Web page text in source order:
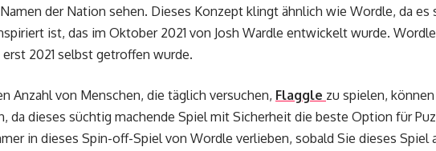
der Nation sehen. Dieses Konzept klingt ähnlich wie Wordle, da es
ist, das im Oktober 2021 von Josh Wardle entwickelt wurde.
2021 selbst getroffen wurde.
Anzahl von Menschen, die täglich versuchen, Flaggle zu spielen,
da dieses süchtig machende Spiel mit Sicherheit die beste Option für
in dieses Spin-off-Spiel von Wordle verlieben, sobald Sie dieses Spiel